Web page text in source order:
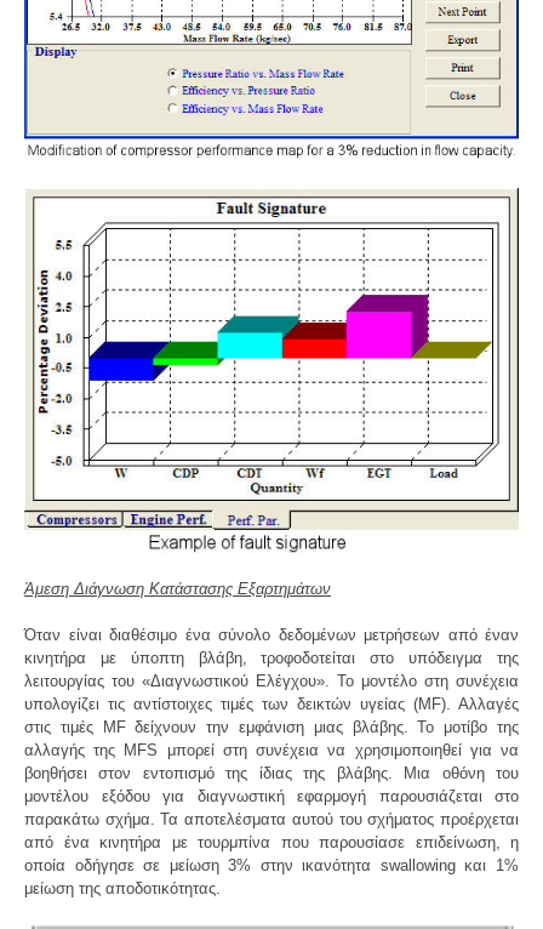
Άμεση Διάγνωση Κατάστασης Εξαρτημάτων
Όταν είναι διαθέσιμο ένα σύνολο δεδομένων μετρήσεων από έναν
κινητήρα με ύποπτη βλάβη, τροφοδοτείται στο υπόδειγμα της
λειτουργίας του «Διαγνωστικού Ελέγχου». Το μοντέλο στη συνέχεια
υπολογίζει τις αντίστοιχες τιμές των δεικτών υγείας (MF). Αλλαγές
στις τιμές MF δείχνουν την εμφάνιση μιας βλάβης. Το μοτίβο της
αλλαγής της MFS μπορεί στη συνέχεια να χρησιμοποιηθεί για να
βοηθήσει στον εντοπισμό της ίδιας της βλάβης. Μια οθόνη του
μοντέλου εξόδου για διαγνωστική εφαρμογή παρουσιάζεται στο
παρακάτω σχήμα. Τα αποτελέσματα αυτού του σχήματος προέρχεται
από ένα κινητήρα με τουρμπίνα που παρουσίασε επιδείνωση, η
οποία οδήγησε σε μείωση 3% στην ικανότητα swallowing και 1%
μείωση της αποδοτικότητας.